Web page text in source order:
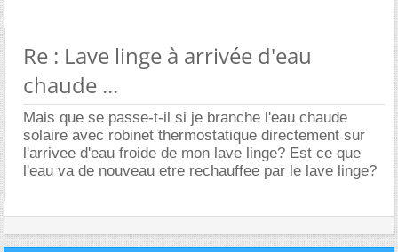
Re : Lave linge à arrivée d'eau
chaude ...
Mais que se passe-t-il si je branche l'eau chaude
solaire avec robinet thermostatique directement sur
l'arrivee d'eau froide de mon lave linge? Est ce que
l'eau va de nouveau etre rechauffee par le lave linge?